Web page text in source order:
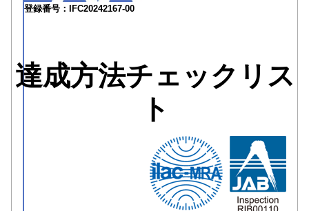
登録番号：IFC20242167-00
達成方法チェックリス
ト